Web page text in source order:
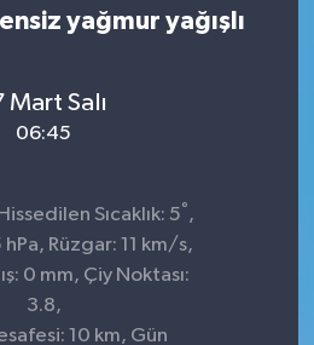
yağmur yağışlı
Mart Salı
06:45
Sıcaklık: 5° ,
hPa, Rüzgar: 11 km/s,
0 mm, Çiy Noktası:
3.8,
10 km, Gün